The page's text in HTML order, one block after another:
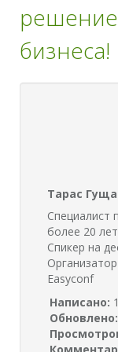
решение
бизнеса!
Тарас Гуща
Специалист
более 20
Спикер на
Easyconf
Написано:
Обновлено: